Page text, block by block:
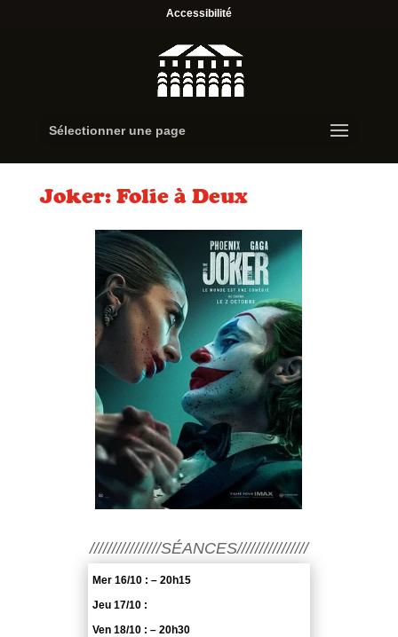
Accessibilité
Sélectionner une page
Joker: Folie à Deux
////////////////SÉANCES////////////////
Mer 16/10 : – 20h15
Jeu 17/10 :
Ven 18/10 : – 20h30